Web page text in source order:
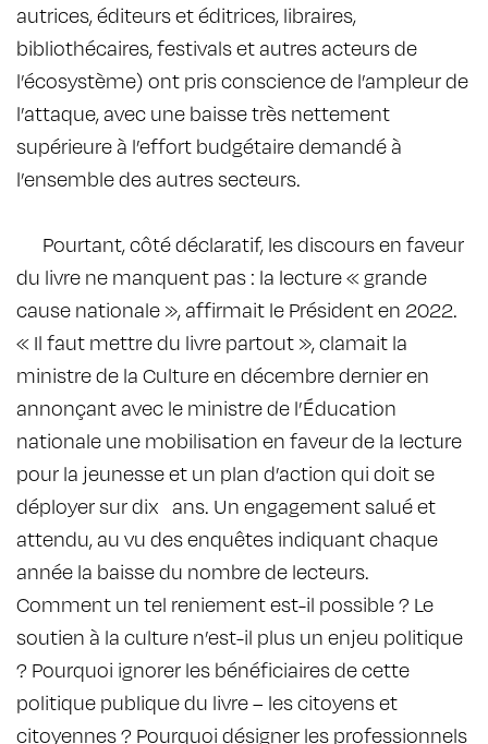
autrices, éditeurs et éditrices, libraires,
bibliothécaires, festivals et autres acteurs de
l’écosystème) ont pris conscience de l’ampleur de
l’attaque, avec une baisse très nettement
supérieure à l’effort budgétaire demandé à
l’ensemble des autres secteurs.
Pourtant, côté déclaratif, les discours en faveur
du livre ne manquent pas : la lecture « grande
cause nationale », affirmait le Président en 2022.
« Il faut mettre du livre partout », clamait la
ministre de la Culture en décembre dernier en
annonçant avec le ministre de l’Éducation
nationale une mobilisation en faveur de la lecture
pour la jeunesse et un plan d’action qui doit se
déployer sur dix ans. Un engagement salué et
attendu, au vu des enquêtes indiquant chaque
année la baisse du nombre de lecteurs.
Comment un tel reniement est-­il possible ? Le
soutien à la culture n’est-il plus un enjeu politique
? Pourquoi ignorer les bénéficiaires de cette
politique publique du livre – les citoyens et
citoyennes ? Pourquoi désigner les professionnels